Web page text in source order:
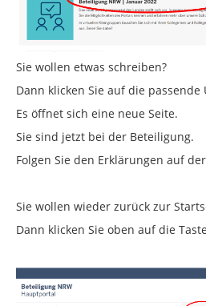
Sie wollen etwas schreiben?
Dann klicken Sie auf die passende
Es öffnet sich eine neue Seite.
Sie sind jetzt bei der Beteiligung.
Folgen Sie den Erklärungen auf
Sie wollen wieder zurück zur
Dann klicken Sie oben auf die